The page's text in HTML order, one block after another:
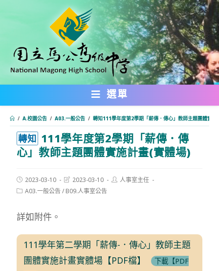
內
選單
/ A.校園公告 / A03.一般公告 / 轉知111學年度第2學期「薪傳．傳心」教師主題團體實
轉知 111學年度第2學期「薪傳．傳
心」教師主題團體實施計畫(實體場)
Post
published:
2023-03-10
Post
modified:
2023-03-10
Post人事室主任
PostA03.一般公告/ B09.人事室公告
詳如附件。
111學年第二學期「薪傳-．傳心」教師主題
團體實施計畫實體場【PDF檔】
下載【PDF